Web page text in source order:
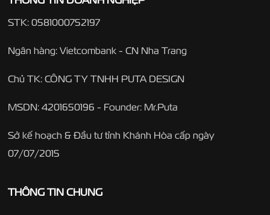
STK: 0581000752197
Ngân hàng: Vietcombank - CN Nha Trang
Chủ TK: CÔNG TY TNHH PUTA DESIGN
MSDN: 4201650196 - Founder: Mr.Puta
Sở kế hoạch & Đầu tư tỉnh Khánh Hòa cấp ngày
07/07/2015
THÔNG TIN CHUNG